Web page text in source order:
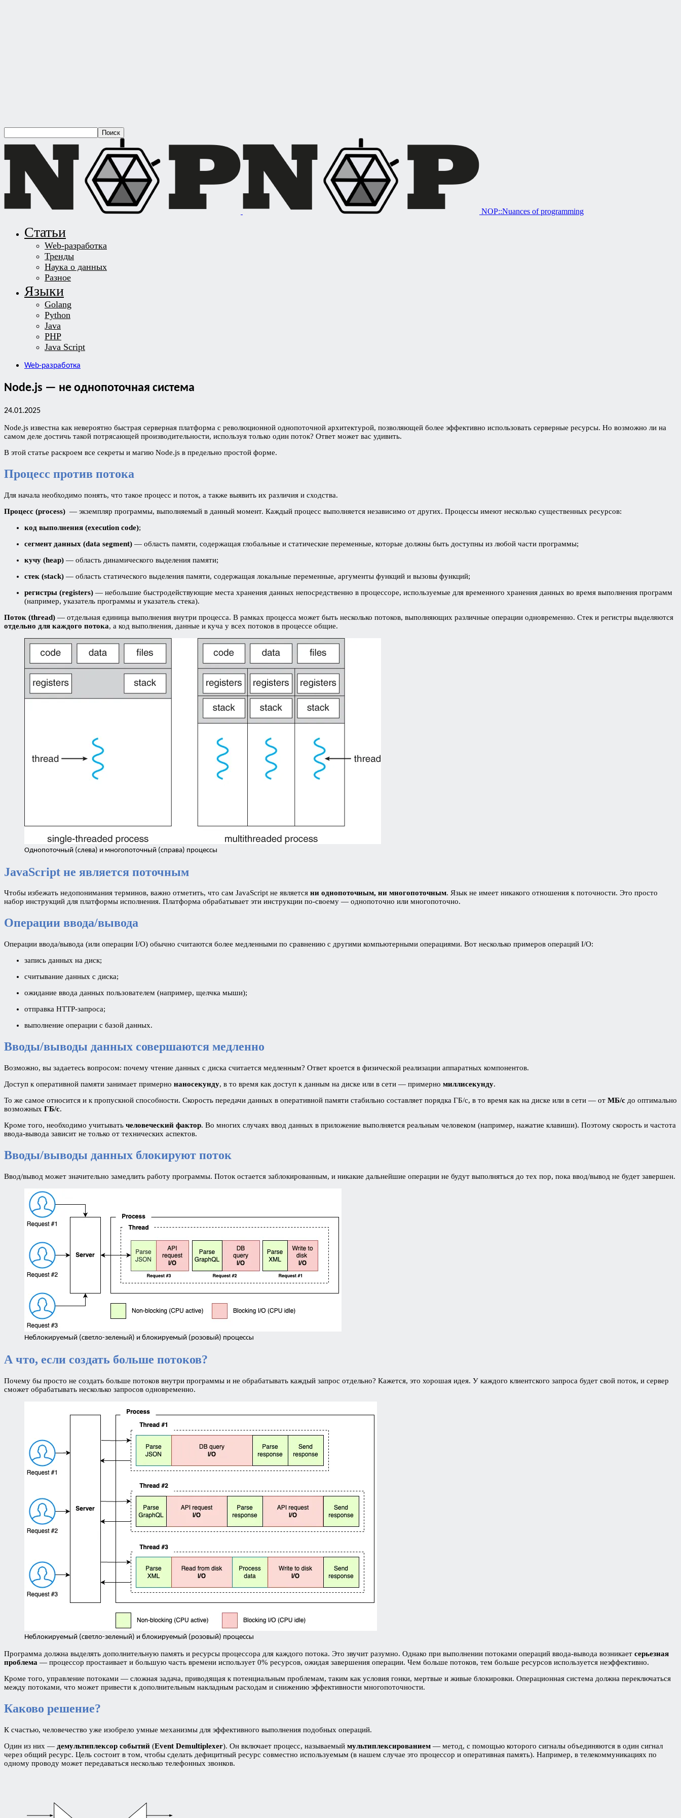
NOP::Nuances of programming
Статьи
Web-разработка
Тренды
Наука о данных
Разное
Языки
Golang
Python
Java
PHP
Java Script
Web-разработка
Node.js — не однопоточная система
24.01.2025
Node.js известна как невероятно быстрая серверная платформа с революционной однопоточной архитектурой, позволяющей более эффективно использовать серверные ресурсы. Но возможно ли на
самом деле достичь такой потрясающей производительности, используя только один поток? Ответ может вас удивить.
В этой статье раскроем все секреты и магию Node.js в предельно простой форме.
Процесс против потока
Для начала необходимо понять, что такое процесс и поток, а также выявить их различия и сходства.
Процесс (process) — экземпляр программы, выполняемый в данный момент. Каждый процесс выполняется независимо от других. Процессы имеют несколько существенных ресурсов:
код выполнения (execution code);
сегмент данных (data segment) — область памяти, содержащая глобальные и статические переменные, которые должны быть доступны из любой части программы;
кучу (heap) — область динамического выделения памяти;
стек (stack) — область статического выделения памяти, содержащая локальные переменные, аргументы функций и вызовы функций;
регистры (registers) — небольшие быстродействующие места хранения данных непосредственно в процессоре, используемые для временного хранения данных во время выполнения программ
(например, указатель программы и указатель стека).
Поток (thread) — отдельная единица выполнения внутри процесса. В рамках процесса может быть несколько потоков, выполняющих различные операции одновременно. Стек и регистры выделяются
отдельно для каждого потока, а код выполнения, данные и куча у всех потоков в процессе общие.
Однопоточный (слева) и многопоточный (справа) процессы
JavaScript не является поточным
Чтобы избежать недопонимания терминов, важно отметить, что сам JavaScript не является ни однопоточным, ни многопоточным. Язык не имеет никакого отношения к поточности. Это просто
набор инструкций для платформы исполнения. Платформа обрабатывает эти инструкции по-своему — однопоточно или многопоточно.
Операции ввода/вывода
Операции ввода/вывода (или операции I/O) обычно считаются более медленными по сравнению с другими компьютерными операциями. Вот несколько примеров операций I/O:
запись данных на диск;
считывание данных с диска;
ожидание ввода данных пользователем (например, щелчка мыши);
отправка HTTP-запроса;
выполнение операции с базой данных.
Вводы/выводы данных совершаются медленно
Возможно, вы задаетесь вопросом: почему чтение данных с диска считается медленным? Ответ кроется в физической реализации аппаратных компонентов.
Доступ к оперативной памяти занимает примерно наносекунду, в то время как доступ к данным на диске или в сети — примерно миллисекунду.
То же самое относится и к пропускной способности. Скорость передачи данных в оперативной памяти стабильно составляет порядка ГБ/с, в то время как на диске или в сети — от МБ/с до оптимально
возможных ГБ/с.
Кроме того, необходимо учитывать человеческий фактор. Во многих случаях ввод данных в приложение выполняется реальным человеком (например, нажатие клавиши). Поэтому скорость и частота
ввода-вывода зависит не только от технических аспектов.
Вводы/выводы данных блокируют поток
Ввод/вывод может значительно замедлить работу программы. Поток остается заблокированным, и никакие дальнейшие операции не будут выполняться до тех пор, пока ввод/вывод не будет завершен.
Неблокируемый (светло-зеленый) и блокируемый (розовый) процессы
А что, если создать больше потоков?
Почему бы просто не создать больше потоков внутри программы и не обрабатывать каждый запрос отдельно? Кажется, это хорошая идея. У каждого клиентского запроса будет свой поток, и сервер
сможет обрабатывать несколько запросов одновременно.
Неблокируемый (светло-зеленый) и блокируемый (розовый) процессы
Программа должна выделять дополнительную память и ресурсы процессора для каждого потока. Это звучит разумно. Однако при выполнении потоками операций ввода-вывода возникает серьезная
проблема — процессор простаивает и большую часть времени использует 0% ресурсов, ожидая завершения операции. Чем больше потоков, тем больше ресурсов используется неэффективно.
Кроме того, управление потоками — сложная задача, приводящая к потенциальным проблемам, таким как условия гонки, мертвые и живые блокировки. Операционная система должна переключаться
между потоками, что может привести к дополнительным накладным расходам и снижению эффективности многопоточности.
Каково решение?
К счастью, человечество уже изобрело умные механизмы для эффективного выполнения подобных операций.
Один из них — демультиплексор событий (Event Demultiplexer). Он включает процесс, называемый мультиплексированием — метод, с помощью которого сигналы объединяются в один сигнал
через общий ресурс. Цель состоит в том, чтобы сделать дефицитный ресурс совместно используемым (в нашем случае это процессор и оперативная память). Например, в телекоммуникациях по
одному проводу может передаваться несколько телефонных звонков.